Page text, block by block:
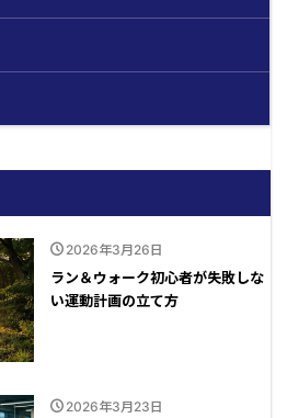
2026年3月26日
ラン＆ウォーク初心者が失敗しな
い運動計画の立て方
2026年3月23日